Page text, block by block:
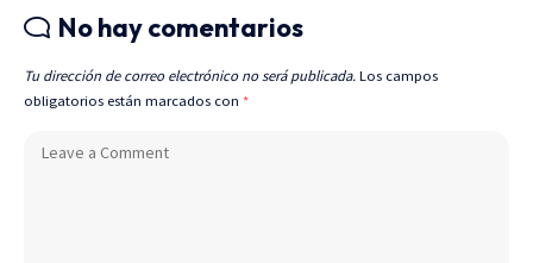
No hay comentarios
Tu dirección de correo electrónico no será publicada. Los campos
obligatorios están marcados con *